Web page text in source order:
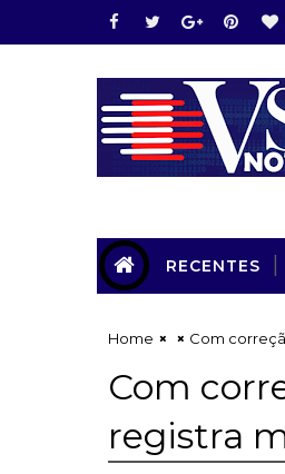
RECENTES
Home Com
Com
registra